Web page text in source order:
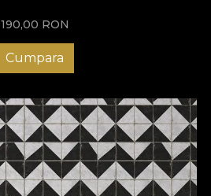
190,00 RON
Cumpara